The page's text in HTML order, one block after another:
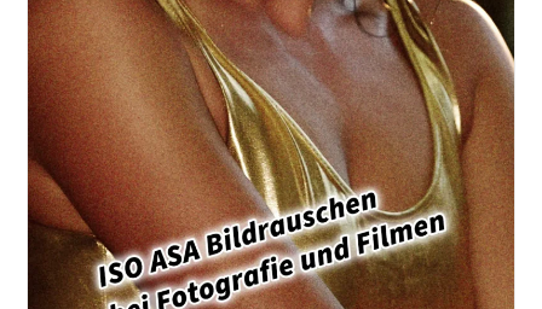
Bzw.
Fotoworkshop
Um
Besser
Zu
Werden.
Grundlagen
Der
Fotografie.
Produktfotografie